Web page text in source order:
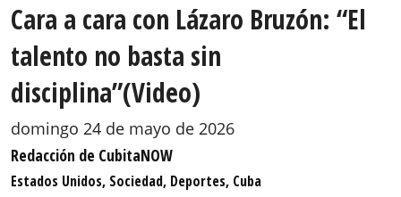
Cara a cara con Lázaro Bruzón: “El
talento no basta sin
disciplina”(Video)
domingo 24 de mayo de 2026
Redacción de CubitaNOW
Estados Unidos, Sociedad, Deportes, Cuba